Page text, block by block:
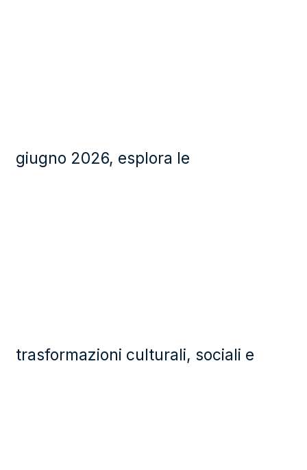
giugno 2026, esplora le
trasformazioni culturali, sociali e